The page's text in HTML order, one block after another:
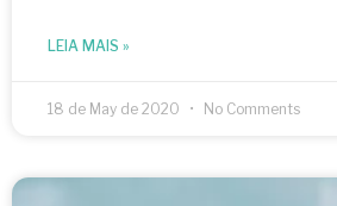
LEIA MAIS »
18 de May de 2020 No Comments